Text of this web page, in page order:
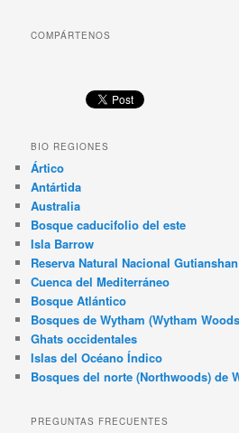
COMPÁRTENOS
BIO REGIONES
Ártico
Antártida
Australia
Bosque caducifolio del este
Isla Barrow
Reserva Natural Nacional Gutianshan
Cuenca del Mediterráneo
Bosque Atlántico
Bosques de Wytham (Wytham
Ghats occidentales
Islas del Océano Índico
Bosques del norte (Northwoods) de
PREGUNTAS FRECUENTES